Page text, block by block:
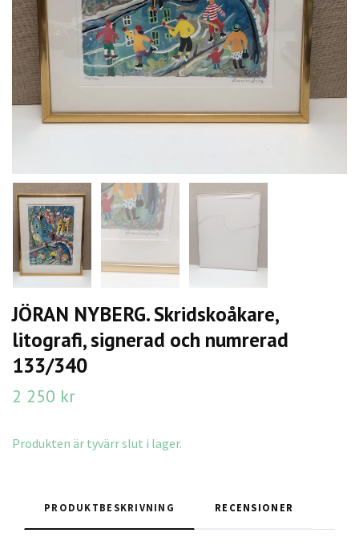
JÖRAN NYBERG. Skridskoåkare,
litografi, signerad och numrerad
133/340
2 250 kr
Produkten är tyvärr slut i lager.
PRODUKTBESKRIVNING RECENSIONER